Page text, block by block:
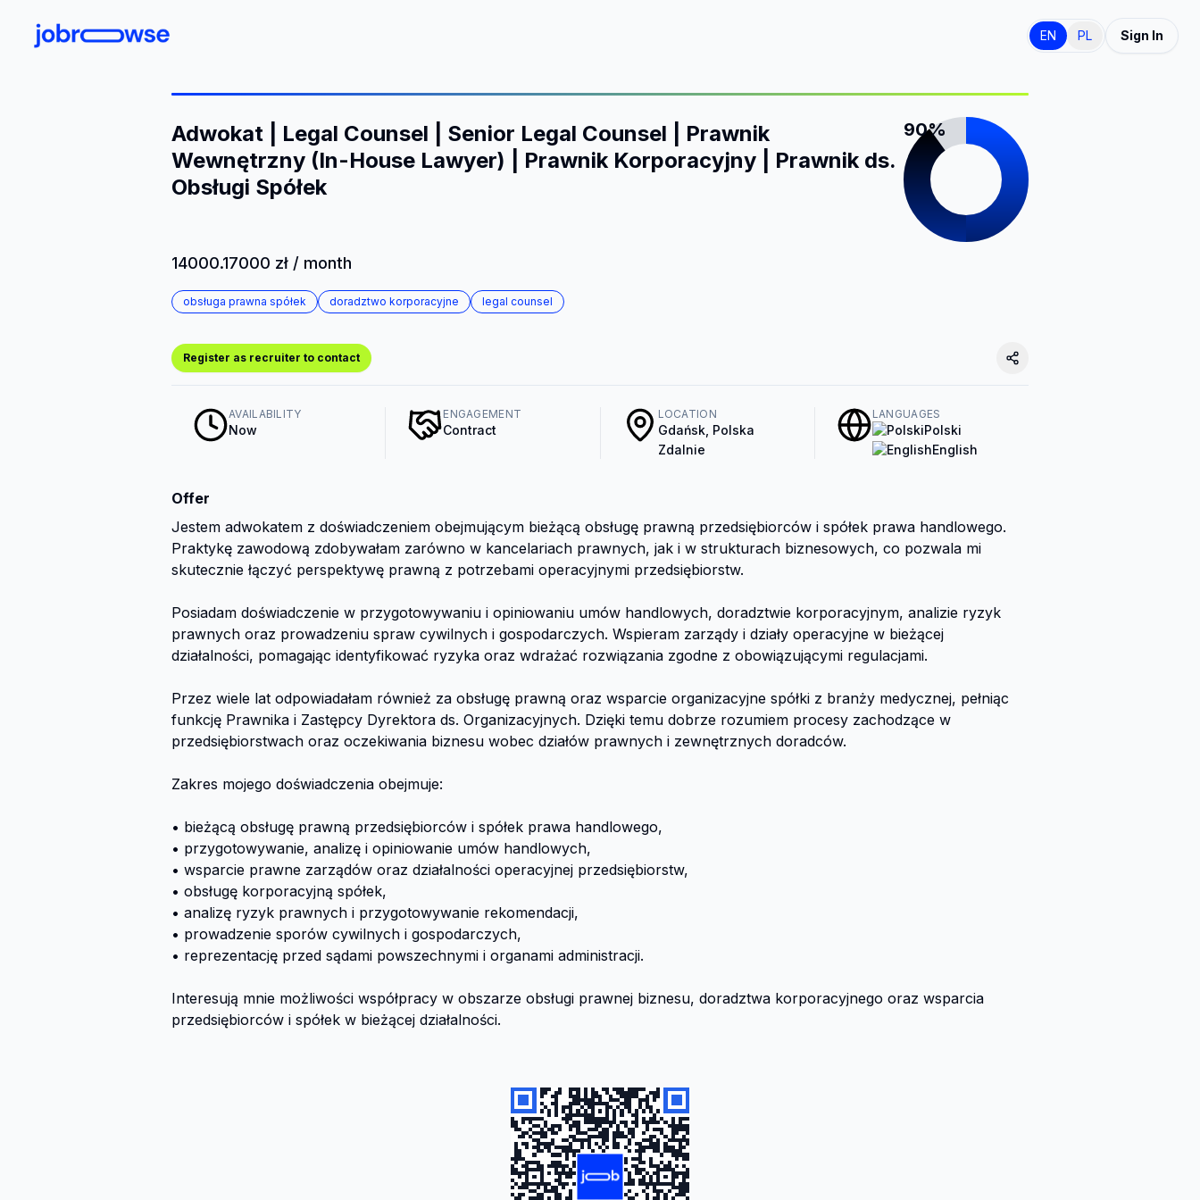
EN PL Sign In
Adwokat | Legal Counsel | Senior Legal Counsel | Prawnik
Wewnętrzny (In-House Lawyer) | Prawnik Korporacyjny | Prawnik ds.
Obsługi Spółek
90%
14000.17000 zł / month
obsługa prawna spółek doradztwo korporacyjne legal counsel
Register as recruiter to contact
AVAILABILITY
Now
ENGAGEMENT
Contract
LOCATION
Gdańsk, Polska
Zdalnie
LANGUAGES
Polski
English
Offer
Jestem adwokatem z doświadczeniem obejmującym bieżącą obsługę prawną przedsiębiorców i spółek prawa handlowego.
Praktykę zawodową zdobywałam zarówno w kancelariach prawnych, jak i w strukturach biznesowych, co pozwala mi
skutecznie łączyć perspektywę prawną z potrzebami operacyjnymi przedsiębiorstw.
Posiadam doświadczenie w przygotowywaniu i opiniowaniu umów handlowych, doradztwie korporacyjnym, analizie ryzyk
prawnych oraz prowadzeniu spraw cywilnych i gospodarczych. Wspieram zarządy i działy operacyjne w bieżącej
działalności, pomagając identyfikować ryzyka oraz wdrażać rozwiązania zgodne z obowiązującymi regulacjami.
Przez wiele lat odpowiadałam również za obsługę prawną oraz wsparcie organizacyjne spółki z branży medycznej, pełniąc
funkcję Prawnika i Zastępcy Dyrektora ds. Organizacyjnych. Dzięki temu dobrze rozumiem procesy zachodzące w
przedsiębiorstwach oraz oczekiwania biznesu wobec działów prawnych i zewnętrznych doradców.
Zakres mojego doświadczenia obejmuje:
• bieżącą obsługę prawną przedsiębiorców i spółek prawa handlowego,
• przygotowywanie, analizę i opiniowanie umów handlowych,
• wsparcie prawne zarządów oraz działalności operacyjnej przedsiębiorstw,
• obsługę korporacyjną spółek,
• analizę ryzyk prawnych i przygotowywanie rekomendacji,
• prowadzenie sporów cywilnych i gospodarczych,
• reprezentację przed sądami powszechnymi i organami administracji.
Interesują mnie możliwości współpracy w obszarze obsługi prawnej biznesu, doradztwa korporacyjnego oraz wsparcia
przedsiębiorców i spółek w bieżącej działalności.